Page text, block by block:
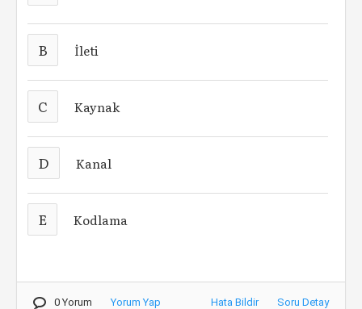
B İleti
C Kaynak
D Kanal
E Kodlama
0 Yorum Yorum Yap Hata Bildir Soru Detay